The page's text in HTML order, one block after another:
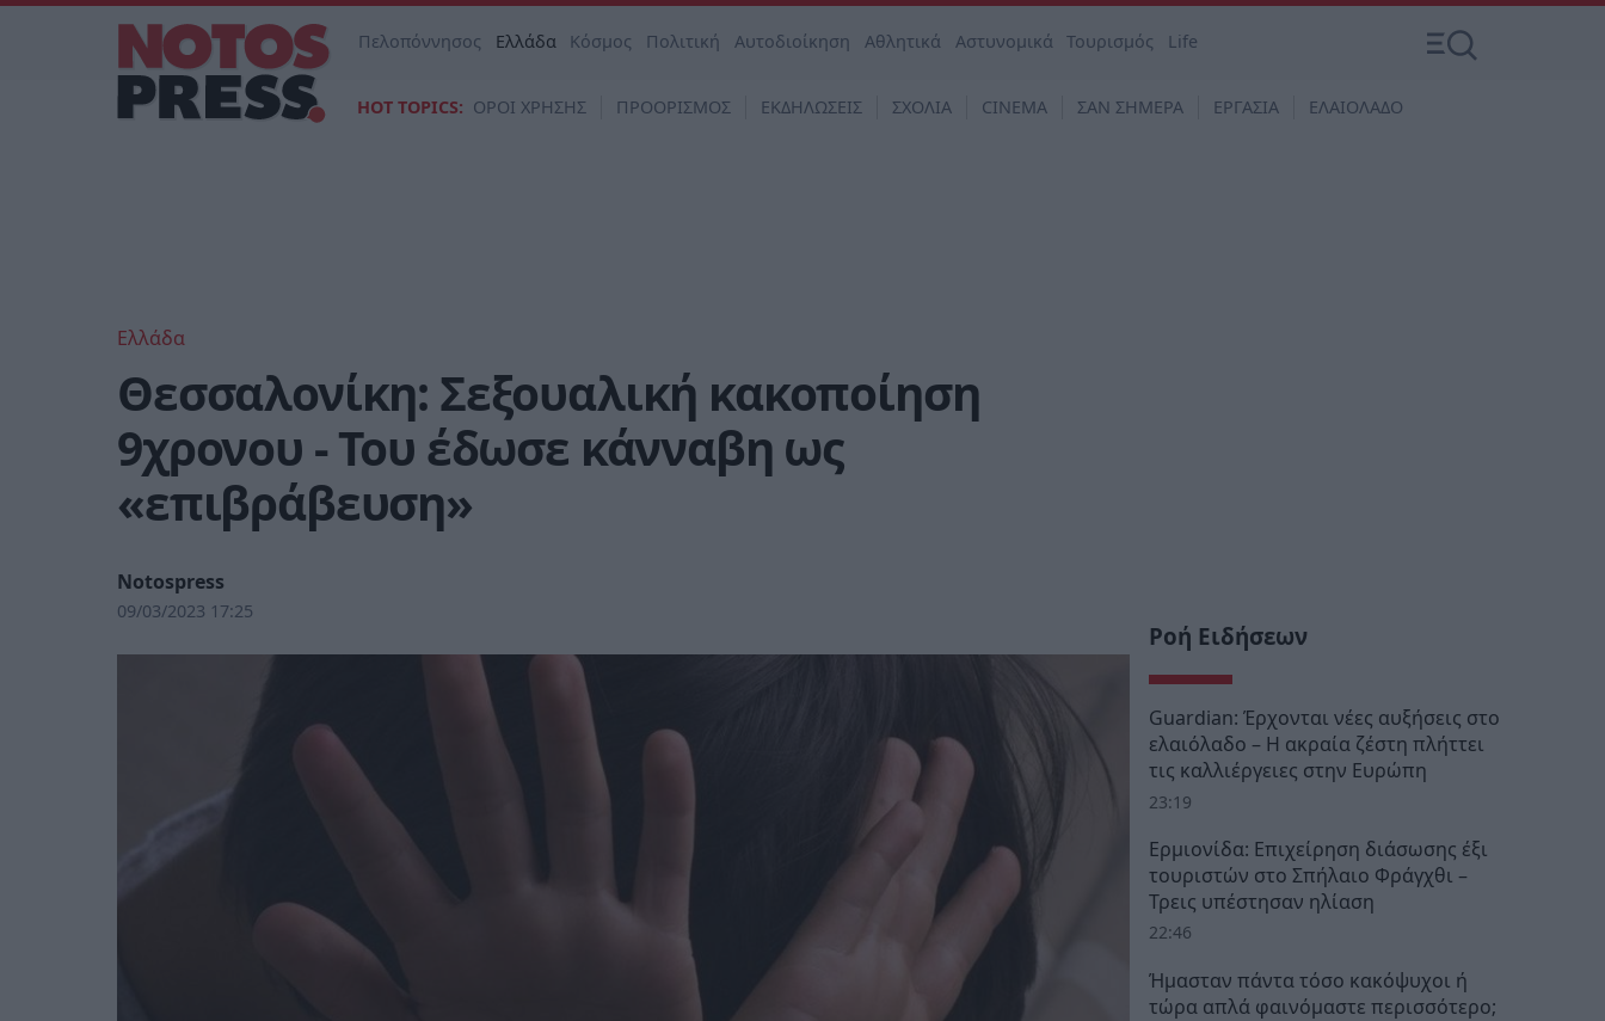
Πελοπόννησος Ελλάδα Κόσμος Πολιτική Αυτοδιοίκηση Αθλητικά Αστυνομικά Τουρισμός Life
HOT TOPICS: ΟΡΟΙ ΧΡΗΣΗΣ ΠΡΟΟΡΙΣΜΟΣ ΕΚΔΗΛΩΣΕΙΣ ΣΧΟΛΙΑ CINEMA ΣΑΝ ΣΗΜΕΡΑ ΕΡΓΑΣΙΑ ΕΛΑΙΟΛΑΔΟ
Ελλάδα
Θεσσαλονίκη: Σεξουαλική κακοποίηση
9χρονου - Του έδωσε κάνναβη ως
«επιβράβευση»
Notospress
09/03/2023 17:25
Ροή Ειδήσεων
Guardian: Έρχονται νέες αυξήσεις στο
ελαιόλαδο – Η ακραία ζέστη πλήττει
τις καλλιέργειες στην Ευρώπη
23:19
Ερμιονίδα: Επιχείρηση διάσωσης έξι
τουριστών στο Σπήλαιο Φράγχθι –
Τρεις υπέστησαν ηλίαση
22:46
Ήμασταν πάντα τόσο κακόψυχοι ή
τώρα απλά φαινόμαστε περισσότερο;